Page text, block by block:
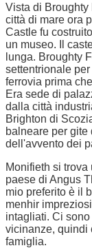
Vista di Broughty
città di mare ora
Castle fu
un museo. Il
lunga. Broughty
settentrionale
ferrovia prima
Era sede di
dalla città
Brighton di
balneare per
dell'avvento dei
Monifieth si
paese di Angus
mio preferito è il
menhir
intagliati. Ci
vicinanze, quindi
famiglia.